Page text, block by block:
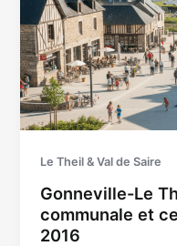
Le Theil & Val de Saire
Gonneville-Le
communale et
2016